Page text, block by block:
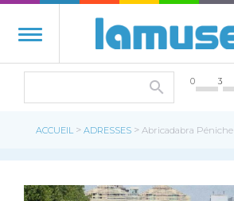
0 3
ACCUEIL > ADRESSES > Abricadabra Péniche